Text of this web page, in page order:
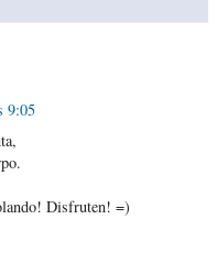
9:05
Disfruten! =)